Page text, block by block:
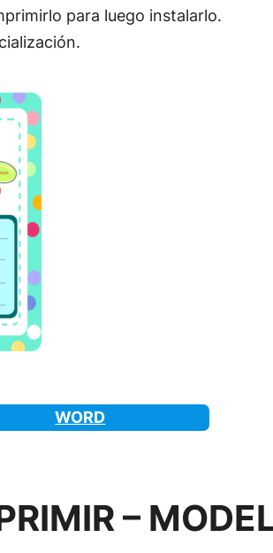
para luego instalarlo.
WORD
–